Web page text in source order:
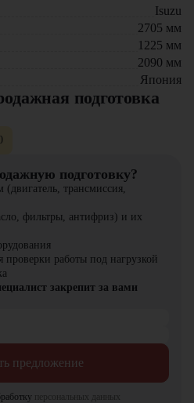
погрузчик TCM FD30C3Z?
центры
службы
вилочный погрузчик
двигатель
оператора
в различных отраслях и
надежность техники
погрузчик TCM FD30C3Z в
выбор спецтехники, вилочных
техники, навесного оборудования,
эксплуатации, профессиональные
Isuzu
2705 мм
1225 мм
2090 мм
Япония
подготовка
подготовку?
(двигатель, трансмиссия,
фильтры, антифриз) и их
проверки работы под нагрузкой
закрепит за вами
предложение
персональных данных